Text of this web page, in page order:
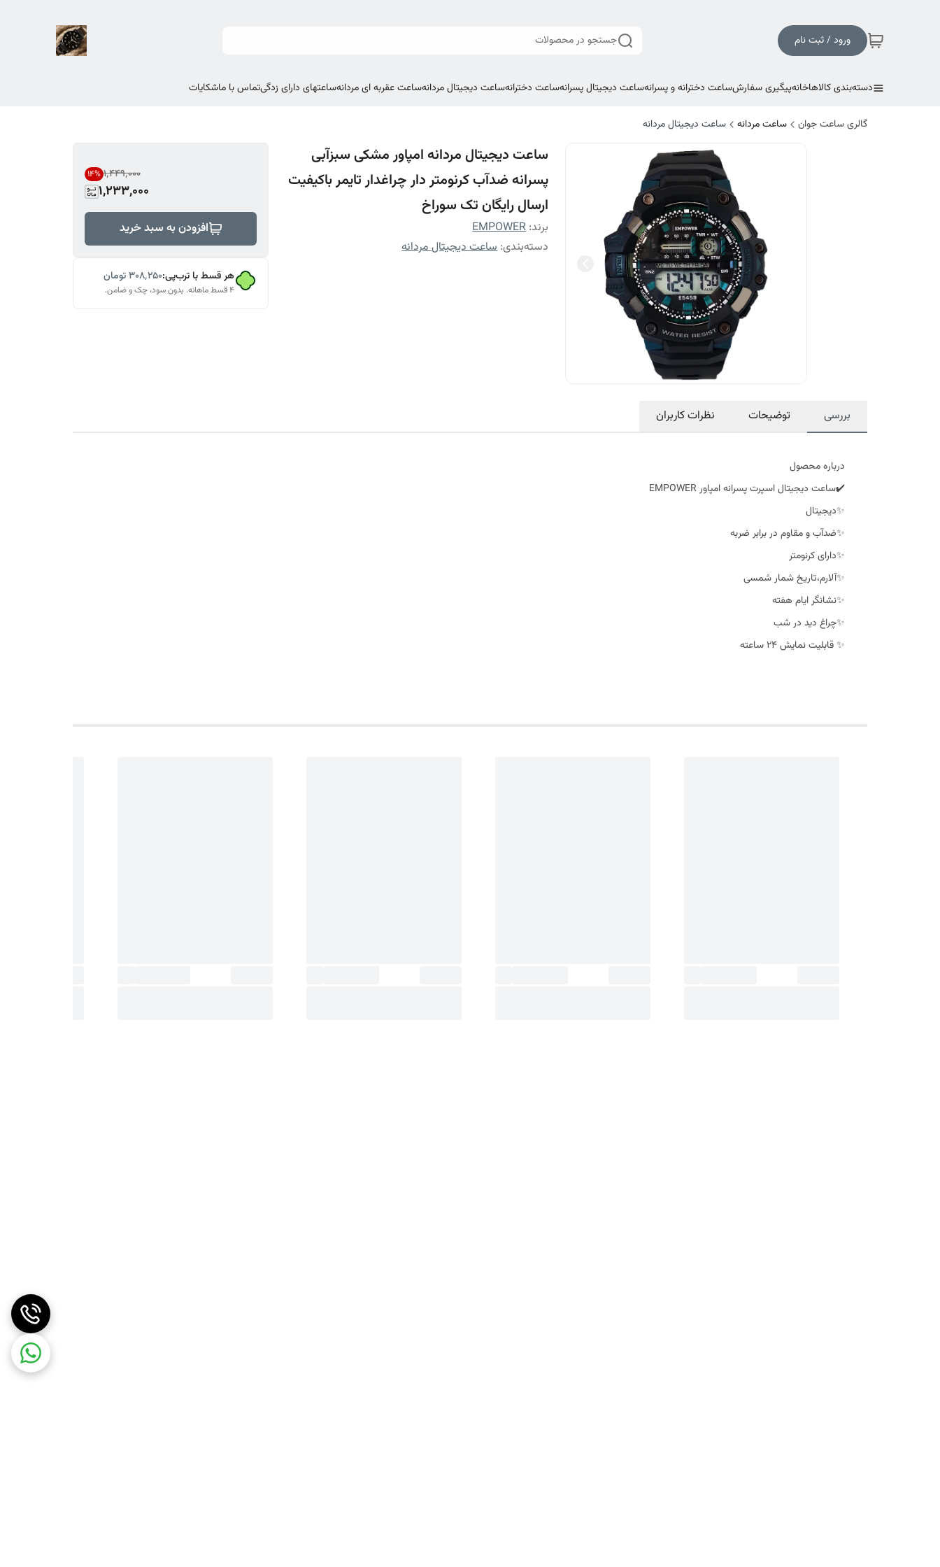
ورود / ثبت نام جستجو در محصولات
دسته‌بندی کالاهاخانهپیگیری سفارشساعت دخترانه و پسرانهساعت دیجیتال پسرانهساعت دخترانهساعت دیجیتال مردانهساعت عقربه ای مردانهساعتهای دارای زدگیتماس با ماشکایات
گالری ساعت جوان ساعت مردانه ساعت دیجیتال مردانه
ساعت دیجیتال مردانه امپاور مشکی سبزآبی
پسرانه ضدآب کرنومتر دار چراغدار تایمر باکیفیت
ارسال رایگان تک سوراخ
برند:EMPOWER
دسته‌بندی:ساعت دیجیتال مردانه
۱٬۴۴۹٬۰۰۰ 14%
1,233,000
افزودن به سبد خرید
هر قسط با ترب‌پی:۳۰۸٬۲۵۰تومان
۴ قسط ماهانه. بدون سود، چک و ضامن.
بررسی توضیحات نظرات کاربران
درباره محصول
✔️ساعت دیجیتال اسپرت پسرانه امپاور EMPOWER
✨دیجیتال
✨ضدآب و مقاوم در برابر ضربه
✨دارای کرنومتر
✨آلارم،تاریخ شمار شمسی
✨نشانگر ایام هفته
✨چراغ دید در شب
✨ قابلیت نمایش 24 ساعته